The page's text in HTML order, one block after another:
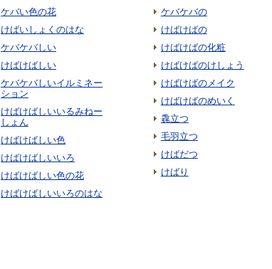
ケバい色の花
けばいしょくのはな
ケバケバしい
けばけばしい
ケバケバしいイルミネー
ション
けばけばしいいるみねー
しょん
けばけばしい色
けばけばしいいろ
けばけばしい色の花
けばけばしいいろのはな
ケバケバの
けばけばの
けばけばの化粧
けばけばのけしょう
けばけばのメイク
けばけばのめいく
毳立つ
毛羽立つ
けばだつ
けばり